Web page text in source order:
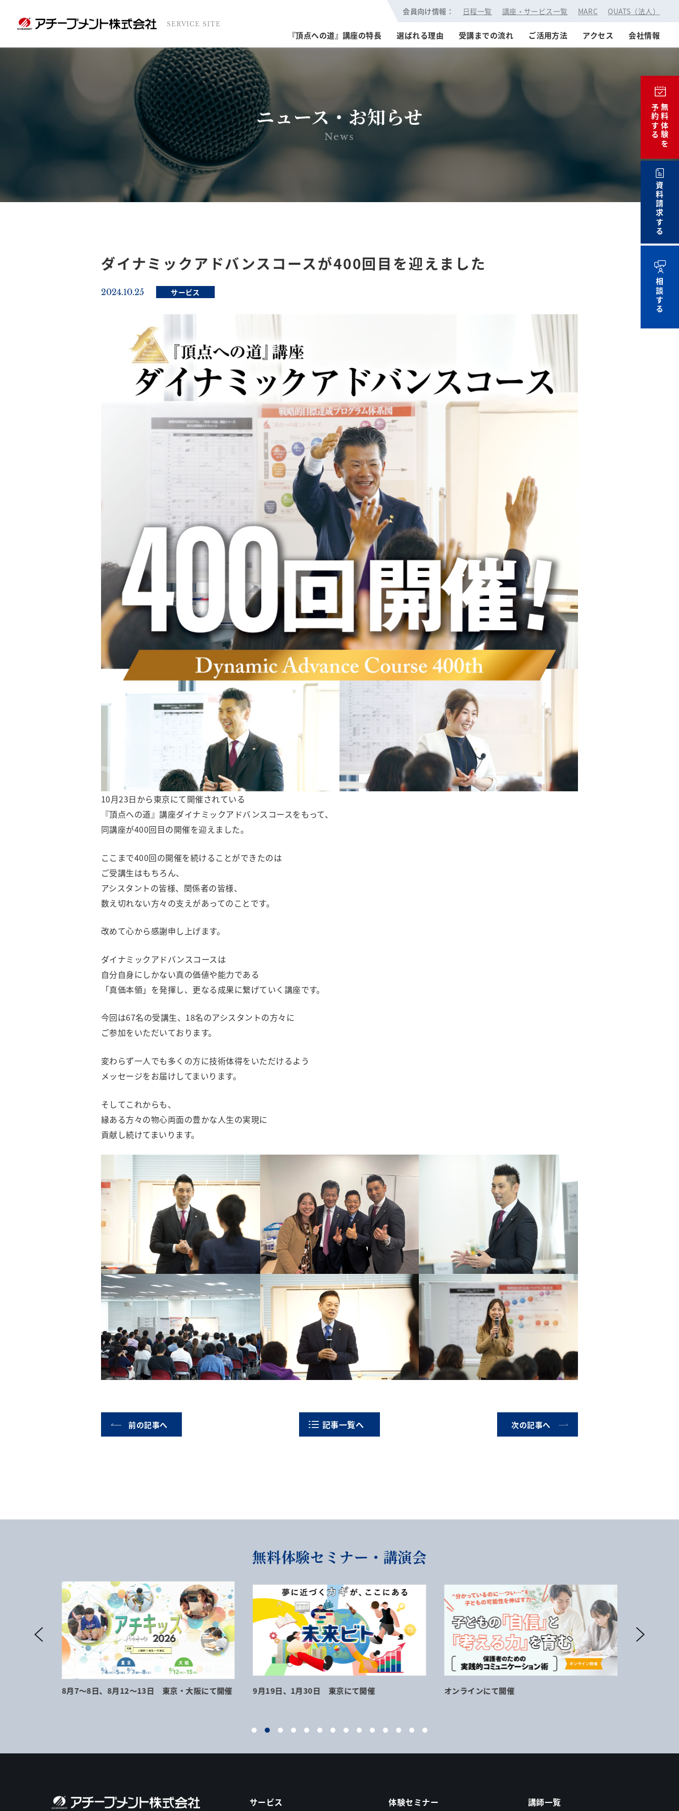
SERVICE SITE
会員向け情報： 日程一覧 講座・サービス一覧 MARC QUATS（法人）
『頂点への道』講座の特長 選ばれる理由 受講までの流れ ご活用方法 アクセス 会社情報
無料体験を
予約する
資料請求する
相談する
ニュース・お知らせ
News
ダイナミックアドバンスコースが400回目を迎えました
2024.10.25 サービス
10月23日から東京にて開催されている
『頂点への道』講座ダイナミックアドバンスコースをもって、
同講座が400回目の開催を迎えました。
ここまで400回の開催を続けることができたのは
ご受講生はもちろん、
アシスタントの皆様、関係者の皆様、
数え切れない方々の支えがあってのことです。
改めて心から感謝申し上げます。
ダイナミックアドバンスコースは
自分自身にしかない真の価値や能力である
「真価本領」を発揮し、更なる成果に繋げていく講座です。
今回は67名の受講生、18名のアシスタントの方々に
ご参加をいただいております。
変わらず一人でも多くの方に技術体得をいただけるよう
メッセージをお届けしてまいります。
そしてこれからも、
縁ある方々の物心両面の豊かな人生の実現に
貢献し続けてまいります。
前の記事へ 記事一覧へ 次の記事へ
無料体験セミナー・講演会
8月7～8日、8月12～13日 東京・大阪にて開催 9月19日、1月30日 東京にて開催 オンラインにて開催
サービス 体験セミナー 講師一覧